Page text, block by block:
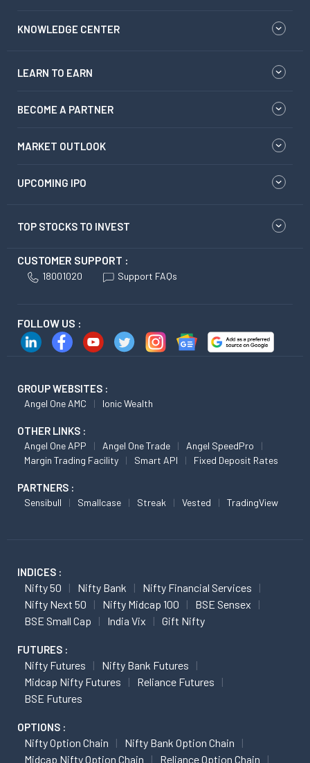
KNOWLEDGE CENTER
LEARN TO EARN
BECOME A PARTNER
MARKET OUTLOOK
UPCOMING IPO
TOP STOCKS TO INVEST
CUSTOMER SUPPORT :
18001020 Support FAQs
FOLLOW US :
GROUP WEBSITES :
Angel One AMC Ionic Wealth
OTHER LINKS :
Angel One APP Angel One Trade
Angel SpeedPro
Margin Trading Facility
Smart API Fixed Deposit Rates
PARTNERS :
Sensibull Smallcase Streak Vested TradingView
INDICES :
Nifty 50 Nifty Bank
Nifty Financial Services
Nifty Next 50
Nifty Midcap 100
BSE Sensex
BSE Small Cap
India Vix Gift Nifty
FUTURES :
Nifty Futures
Nifty Bank Futures
Midcap Nifty Futures
Reliance Futures
BSE Futures
OPTIONS :
Nifty Option Chain
Nifty Bank Option Chain
Midcap Nifty Option Chain
Reliance Option Chain